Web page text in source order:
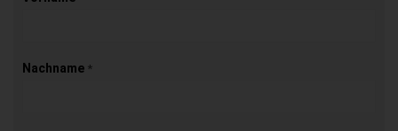
Nachname *